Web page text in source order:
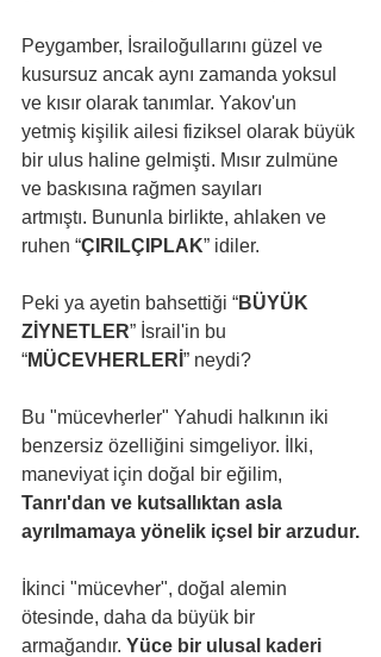
Peygamber, İsrailoğullarını güzel ve
kusursuz ancak aynı zamanda yoksul
ve kısır olarak tanımlar. Yakov'un
yetmiş kişilik ailesi fiziksel olarak büyük
bir ulus haline gelmişti. Mısır zulmüne
ve baskısına rağmen sayıları
artmıştı. Bununla birlikte, ahlaken ve
ruhen “ÇIRILÇIPLAK” idiler.
Peki ya ayetin bahsettiği “BÜYÜK
ZİYNETLER” İsrail'in bu
“MÜCEVHERLERİ ” neydi?
Bu "mücevherler" Yahudi halkının iki
benzersiz özelliğini simgeliyor. İlki,
maneviyat için doğal bir eğilim,
Tanrı'dan ve kutsallıktan asla
ayrılmamaya yönelik içsel bir arzudur.
İkinci "mücevher", doğal alemin
ötesinde, daha da büyük bir
armağandır. Yüce bir ulusal kaderi